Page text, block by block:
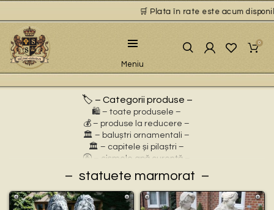
🛒 Plata în rate este acum
Meniu
0
🏷️ – Categorii produse –
🛍️ – toate produsele –
💰 – produse la reducere –
🏛 – baluștri ornamentali –
🏛 – capitele și pilaștri –
🚰 – cișmele apă curentă –
⛲ – fântâni arteziene –
🎀 – idei de cadouri –
🪴 – jardiniere cu personaje –
🌸 – jardiniere pentru flori –
statuete marmorat